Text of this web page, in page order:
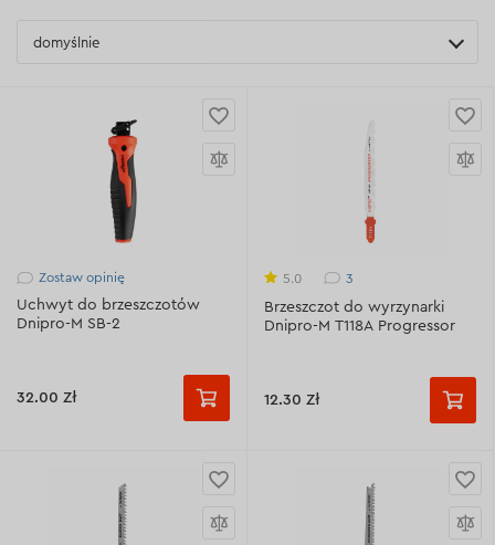
domyślnie
Zostaw opinię
Uchwyt do brzeszczotów
Dnipro-M SB-2
32.00 Zł
5.0 3
Brzeszczot do wyrzynarki
Dnipro-M T118A Progressor
12.30 Zł